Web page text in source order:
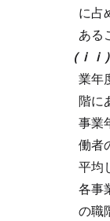
に占
ある
（ｉ
業年
階に
事業
働者
平均
各事
の職